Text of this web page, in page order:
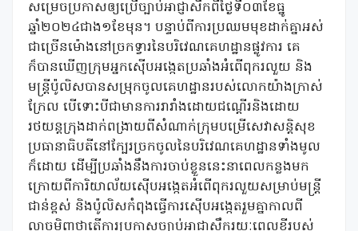
សម្រេចប្រកាសឲ្យប្រើច្បាប់អាជ្ញាសឹកពីថ្ងៃទី០៣ខែធ្នូ
ឆ្នាំ២០២៤ជាង១ខែមុន។ បន្ទាប់ពីការប្រឈមមុខដាក់គ្នាអស់
ជាច្រើនម៉ោងនៅច្រកទ្វារនៃបរិវេណគេហដ្ឋានផ្លូវការ គេ
ក៏បានឃើញក្រុមអ្នកស៊ើបអង្កេតប្រឆាំងអំពើពុករលួយ និង
មន្ត្រីប៉ូលិសបានសម្រុកចូលគេហដ្ឋានរបស់លោកយ៉ាងក្រាស់
ក្រែល បើទោះបីជាមានការរារាំងដោយជណ្ដើរនិងដោយ
រថយន្តក្រុងដាក់ពង្រាយពីសំណាក់ក្រុមបម្រើសេវាសន្តិសុខ
ប្រធានាធិបតីនៅក្បែរច្រកចូលនៃបរិវេណគេហដ្ឋានទាំងមូល
ក៏ដោយ ដើម្បីប្រឆាំងនឹងការចាប់ខ្លួននេះនាពេលកន្លងមក
ក្រោយពីការិយាល័យស៊ើបអង្កេតអំពើពុករលួយសម្រាប់មន្ត្រី
ជាន់ខ្ពស់ និងប៉ូលិសកំពុងធ្វើការស៊ើបអង្កេតរួមគ្នាកាលពី
ល្ងាចមិញថាតើការប្រកាសច្បាប់អាជ្ញាសឹករយៈពេលខ្លីរបស់